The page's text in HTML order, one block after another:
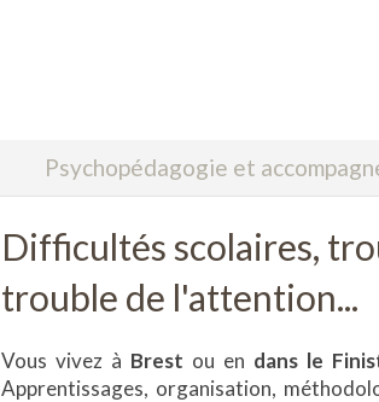
Psychopédagogie et
Difficultés scolaires,
trouble de l'attention...
Vous vivez à Brest ou en dans le
Apprentissages, organisation,